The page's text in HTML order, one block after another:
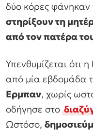
δύο κόρες
στηρίξουν τη
από τον πατέρα
Υπενθυμίζεται ότι η
από μία εβδομάδα
Ερμπαν, χωρίς
οδήγησε στο
Ωστόσο,